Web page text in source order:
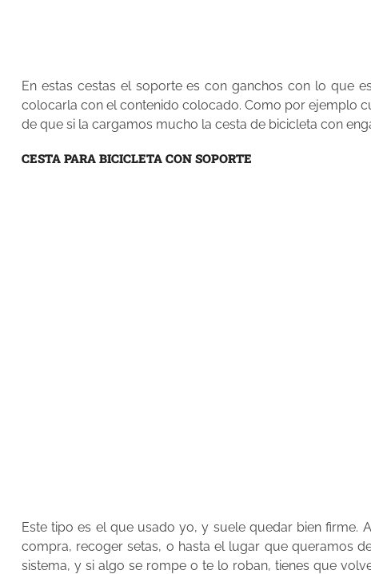
En estas cestas el soporte es con ganchos con lo que
colocarla con el contenido colocado. Como por ejemplo
de que si la cargamos mucho la cesta de bicicleta con
CESTA PARA BICICLETA CON SOPORTE
Este tipo es el que usado yo, y suele quedar bien firme.
compra, recoger setas, o hasta el lugar que queramos
sistema, y si algo se rompe o te lo roban, tienes que